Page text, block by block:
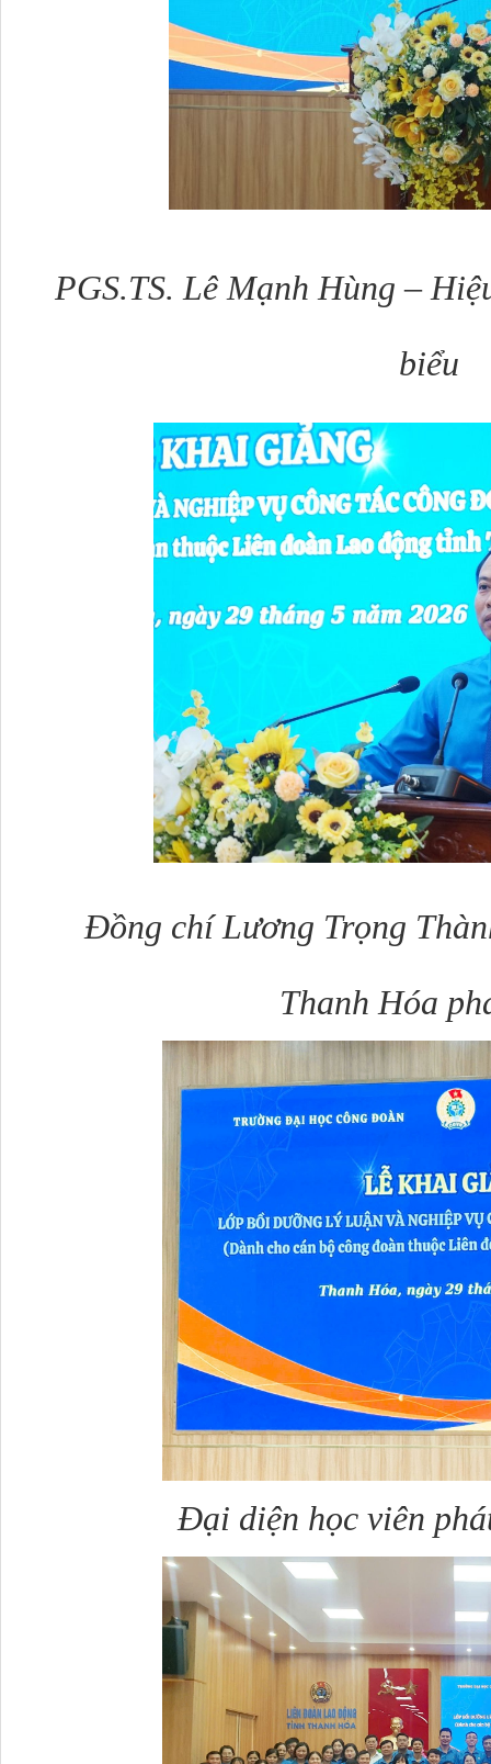
PGS.TS. Lê Mạnh Hùng –
biểu
Đồng chí Lương Trọng
Thanh Hóa
Đại diện học viên